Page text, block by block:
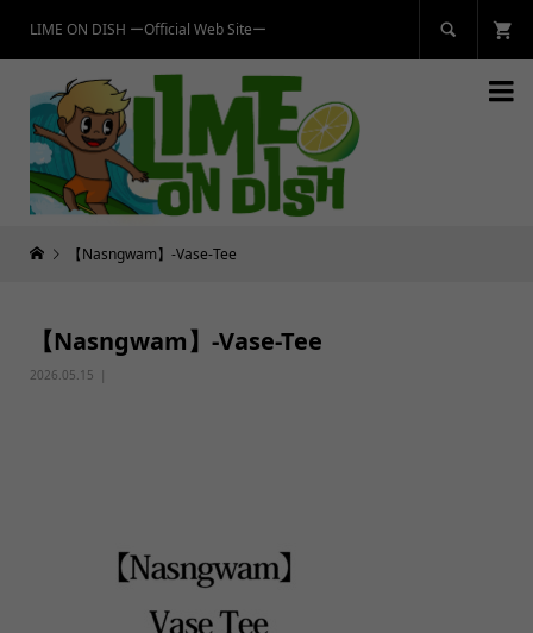
LIME ON DISH ーOfficial Web Siteー 

【Nasngwam】-Vase-Tee
【Nasngwam】-Vase-Tee
2026.05.15